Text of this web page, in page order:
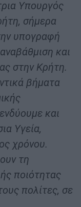
Υπουργός
σήμερα
υπογραφή
και
στην Κρήτη.
βήματα
και
Υγεία,
χρόνου.
τη
ποιότητας
πολίτες, σε